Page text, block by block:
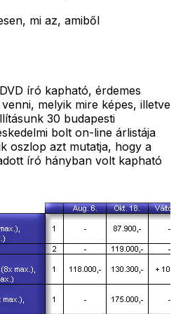
mi az, amiből
író kapható, érdemes
melyik mire képes, illetve
30 budapesti
bolt on-line árlistája
oszlop azt mutatja, hogy a
író hányban volt kapható